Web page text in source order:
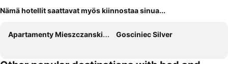
Nämä hotellit saattavat myös kiinnostaa sinua...
Apartamenty Mieszczanskie U Golebiewskich Gosciniec Silver